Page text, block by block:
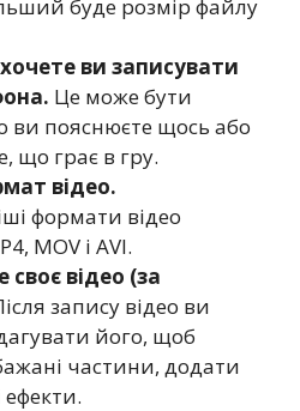
буде розмір файлу
ви записувати
Це може бути
ви пояснюєте щось або
що грає в гру.
відео.
формати відео
MOV і AVI.
своє відео (за
запису відео ви
його, щоб
частини, додати
ефекти.